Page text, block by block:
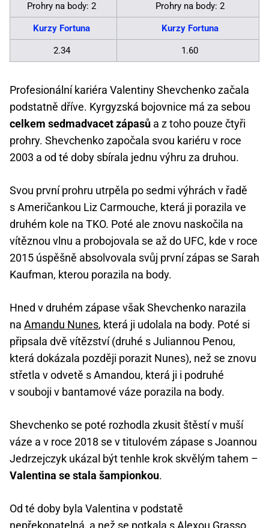
Prohry na body: 2 Prohry na body: 2
Kurzy Fortuna Kurzy Fortuna
2.34 1.60
Profesionální kariéra Valentiny Shevchenko začala
podstatně dříve. Kyrgyzská bojovnice má za sebou
celkem sedmadvacet zápasů a z toho pouze čtyři
prohry. Shevchenko započala svou kariéru v roce
2003 a od té doby sbírala jednu výhru za druhou.
Svou první prohru utrpěla po sedmi výhrách v řadě
s Američankou Liz Carmouche, která ji porazila ve
druhém kole na TKO. Poté ale znovu naskočila na
vítěznou vlnu a probojovala se až do UFC, kde v roce
2015 úspěšně absolvovala svůj první zápas se Sarah
Kaufman, kterou porazila na body.
Hned v druhém zápase však Shevchenko narazila
na Amandu Nunes, která ji udolala na body. Poté si
připsala dvě vítězství (druhé s Juliannou Penou,
která dokázala později porazit Nunes), než se znovu
střetla v odvetě s Amandou, která ji i podruhé
v souboji v bantamové váze porazila na body.
Shevchenko se poté rozhodla zkusit štěstí v muší
váze a v roce 2018 se v titulovém zápase s Joannou
Jedrzejczyk ukázal být tenhle krok skvělým tahem –
Valentina se stala šampionkou.
Od té doby byla Valentina v podstatě
nepřekonatelná, a než se potkala s Alexou Grasso,